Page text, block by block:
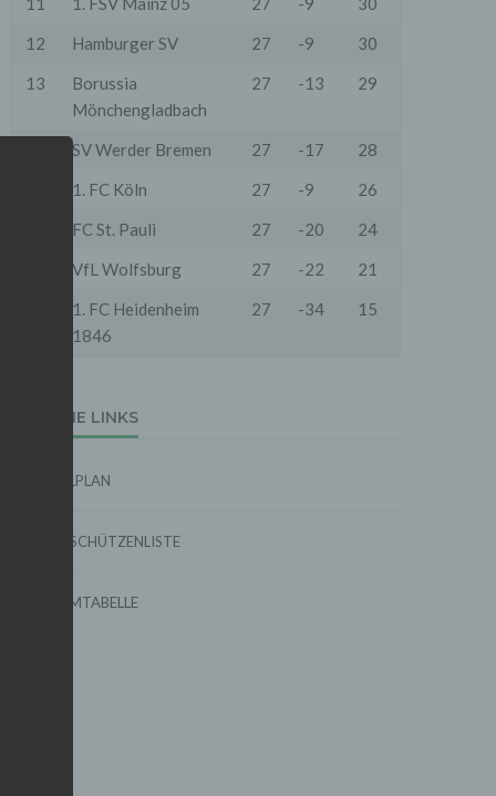
12
Hamburger SV 27 -9
30
13
Borussia
Mönchengladbach
27 -13 29
SV Werder Bremen 27 -17
28
1. FC Köln 27 -9
26
FC St. Pauli 27 -20
24
VfL Wolfsburg 27 -22
21
1. FC Heidenheim
1846
27 -34 15
EXTERNE LINKS
SPIELPLAN
TORSCHÜTZENLISTE
FORMTABELLE